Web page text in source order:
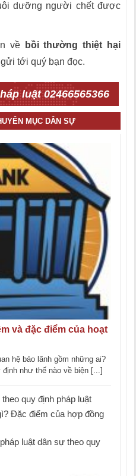
dưỡng người chết được
về
bồi thường thiệt hại
tới quý bạn đọc.
luật 02466565366
MỤC DÂN SỰ
và đặc điểm của hoạt
hệ bảo lãnh gồm những ai?
như thế nào về biện [...]
quy định pháp luật
Đặc điểm của hợp đồng
luật dân sự theo quy